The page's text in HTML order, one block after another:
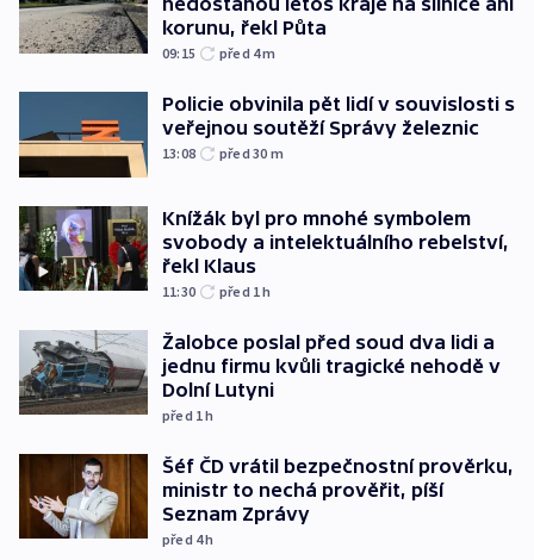
korunu, řekl Půta
09:15 před 4m
Policie obvinila pět lidí v souvislosti s
veřejnou soutěží Správy železnic
13:08 před 30 m
Knížák byl pro mnohé symbolem
svobody a intelektuálního rebelství,
řekl Klaus
11:30 před 1h
Žalobce poslal před soud dva lidi a
jednu firmu kvůli tragické nehodě v
Dolní Lutyni
před 1h
Šéf ČD vrátil bezpečnostní prověrku,
ministr to nechá prověřit, píší
Seznam Zprávy
před 4h